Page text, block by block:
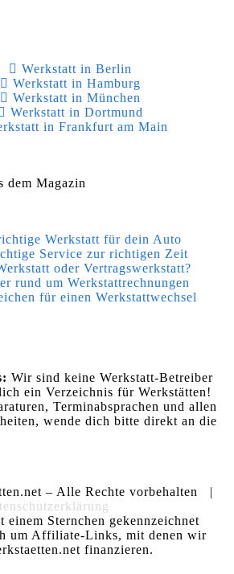
Werkstatt in Berlin
Werkstatt in Hamburg
Werkstatt in München
Werkstatt in Dortmund
in Frankfurt am Main
dem Magazin
Werkstatt für dein Auto
Service zur richtigen Zeit
oder Vertragswerkstatt?
rund um Werkstattrechnungen
für einen Werkstattwechsel
Wir sind keine Werkstatt-Betreiber
ein Verzeichnis für Werkstätten!
Terminabsprachen und allen
wende dich bitte direkt an die
– Alle Rechte vorbehalten |
Sternchen gekennzeichnet
um Affiliate-Links, mit denen wir
finanzieren.